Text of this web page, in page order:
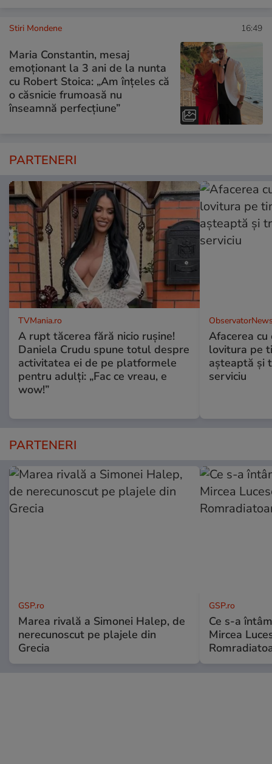
Stiri Mondene 16:49
Maria Constantin, mesaj
emoționant la 3 ani de la nunta
cu Robert Stoica: „Am înțeles că
o căsnicie frumoasă nu
înseamnă perfecțiune”
PARTENERI
TVMania.ro
A rupt tăcerea fără nicio rușine!
Daniela Crudu spune totul despre
activitatea ei de pe platformele
pentru adulți: „Fac ce vreau, e
wow!”
Afacerea
lovitura pe
aşteaptă şi
serviciu
PARTENERI
GSP.ro
Marea rivală a Simonei Halep, de
nerecunoscut pe plajele din
Grecia
GSP.ro
Ce s-a
Mircea